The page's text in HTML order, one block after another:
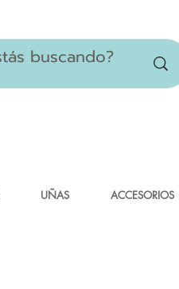
UÑAS ACCESORIOS